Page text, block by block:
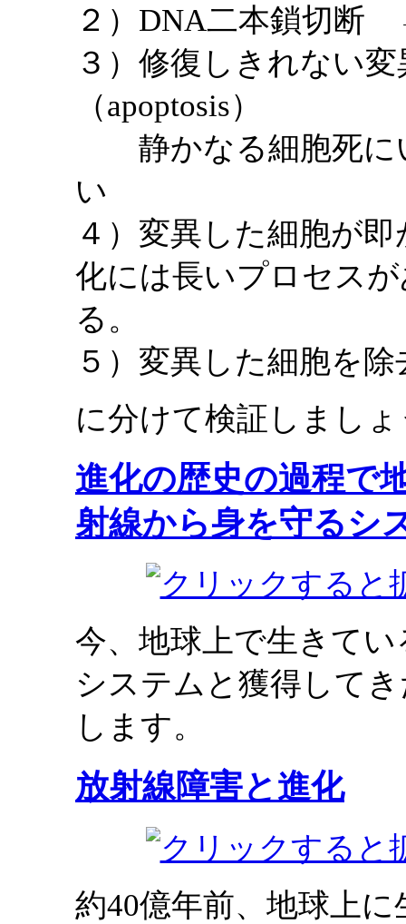
２）DNA二本鎖切
３）修復しきれな
（apoptosis）
静かなる細胞死に
い
４）変異した細胞が
化には長いプロセス
る。
５）変異した細胞を
に分けて検証しまし
進化の歴史の過程で
射線から身を守るシ
今、地球上で生きて
システムと獲得して
します。
放射線障害と進化
約40億年前、地球上